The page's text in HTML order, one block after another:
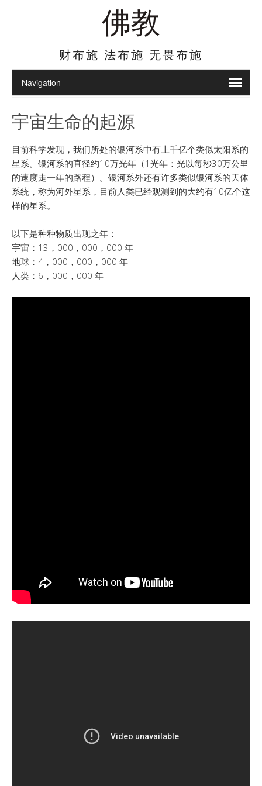
佛教
财布施 法布施 无畏布施
宇宙生命的起源
目前科学发现，我们所处的银河系中有上千亿个类似太阳系的
星系。银河系的直径约10万光年（1光年：光以每秒30万公里
的速度走一年的路程）。银河系外还有许多类似银河系的天体
系统，称为河外星系，目前人类已经观测到的大约有10亿个这
样的星系。
以下是种种物质出现之年：
宇宙：13，000，000，000 年
地球：4，000，000，000 年
人类：6，000，000 年